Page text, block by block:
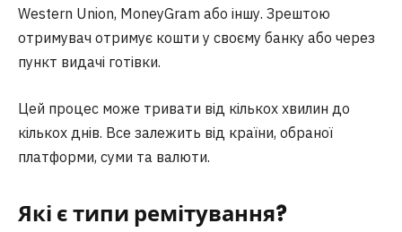
Western Union, MoneyGram або іншу. Зрештою
отримувач отримує кошти у своєму банку або через
пункт видачі готівки.
Цей процес може тривати від кількох хвилин до
кількох днів. Все залежить від країни, обраної
платформи, суми та валюти.
Які є типи ремітування?